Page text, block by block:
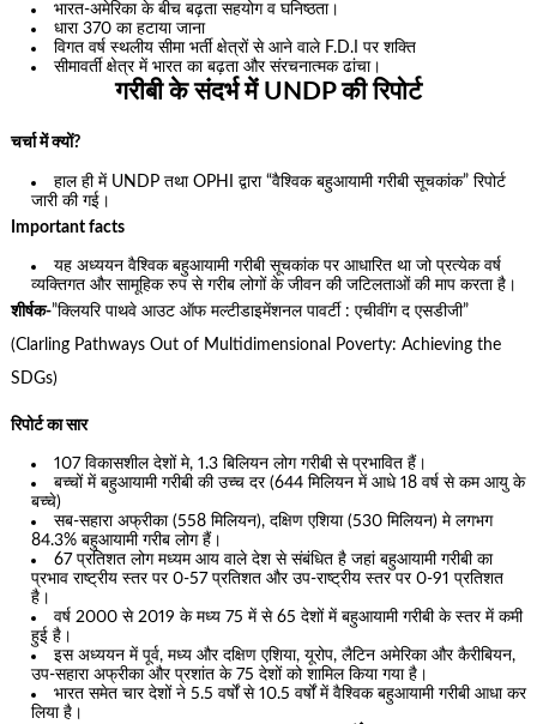
भारत-अमेरिका के बीच बढ़ता सहयोग व घनिष्ठता।
धारा 370 का हटाया जाना
विगत वर्ष स्थलीय सीमा भर्ती क्षेत्रों से आने वाले F.D.I पर शक्ति
सीमावर्ती क्षेत्र में भारत का बढ़ता और संरचनात्मक ढांचा।
गरीबी के संदर्भ में UNDP की रिपोर्ट
चर्चा में क्यों?
हाल ही में UNDP तथा OPHI द्वारा “वैश्विक बहुआयामी गरीबी सूचकांक” रिपोर्ट
जारी की गई।
Important facts
यह अध्ययन वैश्विक बहुआयामी गरीबी सूचकांक पर आधारित था जो प्रत्येक वर्ष
व्यक्तिगत और सामूहिक रुप से गरीब लोगों के जीवन की जटिलताओं की माप करता है।
शीर्षक-”क्लियरि पाथवे आउट ऑफ मल्टीडाइमेंशनल पावर्टी : एचीवींग द एसडीजी”
(Clarling Pathways Out of Multidimensional Poverty: Achieving the
SDGs)
रिपोर्ट का सार
107 विकासशील देशों मे, 1.3 बिलियन लोग गरीबी से प्रभावित हैं।
बच्चों में बहुआयामी गरीबी की उच्च दर (644 मिलियन में आधे 18 वर्ष से कम आयु के
बच्चे)
सब-सहारा अफ्रीका (558 मिलियन), दक्षिण एशिया (530 मिलियन) मे लगभग
84.3% बहुआयामी गरीब लोग हैं।
67 प्रतिशत लोग मध्यम आय वाले देश से संबंधित है जहां बहुआयामी गरीबी का
प्रभाव राष्ट्रीय स्तर पर 0-57 प्रतिशत और उप-राष्ट्रीय स्तर पर 0-91 प्रतिशत
है।
वर्ष 2000 से 2019 के मध्य 75 में से 65 देशों में बहुआयामी गरीबी के स्तर में कमी
हुई है।
इस अध्ययन में पूर्व, मध्य और दक्षिण एशिया, यूरोप, लैटिन अमेरिका और कैरीबियन,
उप-सहारा अफ्रीका और प्रशांत के 75 देशों को शामिल किया गया है।
भारत समेत चार देशों ने 5.5 वर्षों से 10.5 वर्षों में वैश्विक बहुआयामी गरीबी आधा कर
लिया है।